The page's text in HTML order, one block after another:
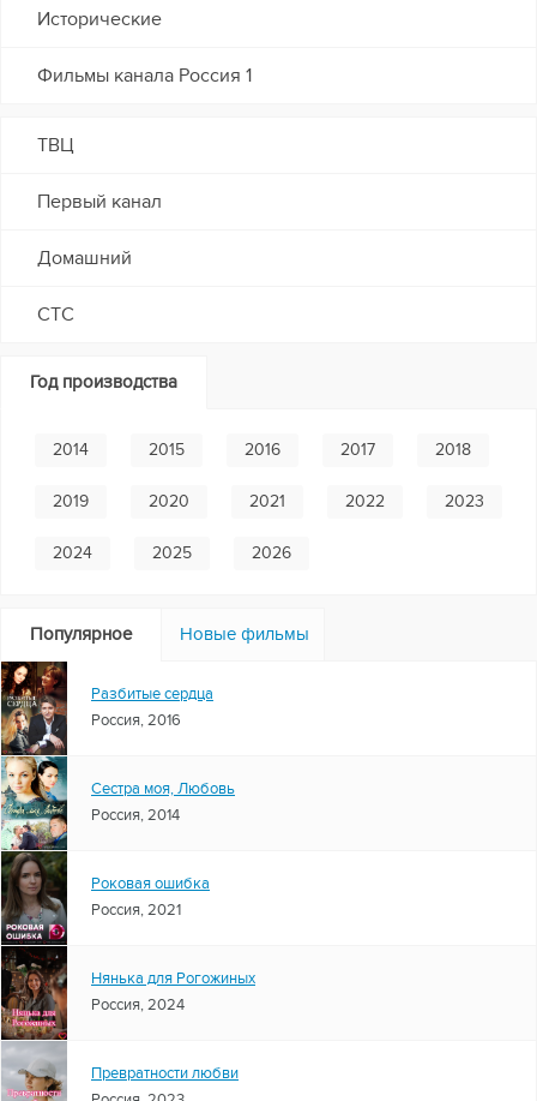
Исторические
Фильмы канала Россия 1
ТВЦ
Первый канал
Домашний
СТС
Год производства
2014 2015 2016 2017 2018
2019 2020 2021 2022 2023
2024 2025 2026
Популярное Новые фильмы
Разбитые сердца
Россия, 2016
Сестра моя, Любовь
Россия, 2014
Роковая ошибка
Россия, 2021
Нянька для Рогожиных
Россия, 2024
Превратности любви